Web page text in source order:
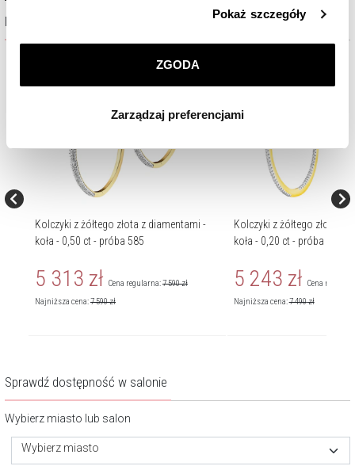
przez nas plików cookie znajdziesz wPolityce
korzystamy. Możesz również wybrać jaki rodzaj plików
Zarządzaj preferencjami
. W każdej chwili możesz
dokonać zmiany wybranych przez Ciebie plików cookie.
Pokaż szczegóły
ZGODA
Zarządzaj preferencjami
Najczęściej wybierane
Kolczyki z żółtego złota z diamentami -
koła - 0,50 ct - próba 585
5 313 zł Cena regularna:7 590zł
Najniższa cena:7 590zł
Kolczyki z żółtego złota z
koła - 0,20 ct - próba 585
5 243 zł Cena
Najniższa cena:7 490zł
Sprawdź dostępność w salonie
Wybierz miasto lub salon
Wybierz miasto